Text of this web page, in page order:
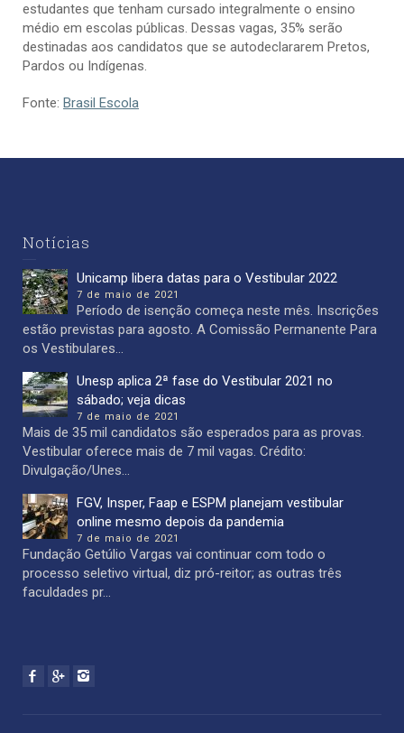
estudantes que tenham cursado integralmente o ensino
médio em escolas públicas. Dessas vagas, 35% serão
destinadas aos candidatos que se autodeclararem Pretos,
Pardos ou Indígenas.
Fonte: Brasil Escola
Notícias
Unicamp libera datas para o Vestibular 2022
7 de maio de 2021
Período de isenção começa neste mês. Inscrições
estão previstas para agosto. A Comissão Permanente Para
os Vestibulares...
Unesp aplica 2ª fase do Vestibular 2021 no
sábado; veja dicas
7 de maio de 2021
Mais de 35 mil candidatos são esperados para as provas.
Vestibular oferece mais de 7 mil vagas. Crédito:
Divulgação/Unes...
FGV, Insper, Faap e ESPM planejam vestibular
online mesmo depois da pandemia
7 de maio de 2021
Fundação Getúlio Vargas vai continuar com todo o
processo seletivo virtual, diz pró-reitor; as outras três
faculdades pr...